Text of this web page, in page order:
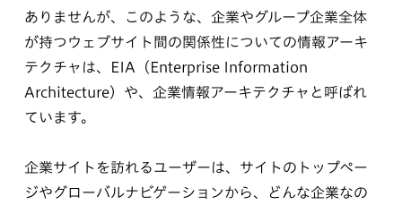
ありませんが、このような、企業やグループ企業全体
が持つウェブサイト間の関係性についての情報アーキ
テクチャは、EIA（Enterprise Information
Architecture）や、企業情報アーキテクチャと呼ばれ
ています。
企業サイトを訪れるユーザーは、サイトのトップペー
ジやグローバルナビゲーションから、どんな企業なの